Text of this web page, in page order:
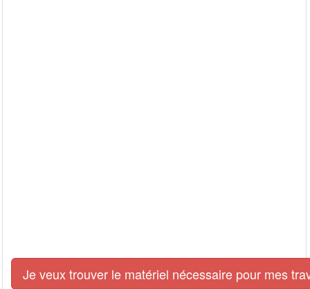
Je veux trouver le matériel nécessaire pour mes